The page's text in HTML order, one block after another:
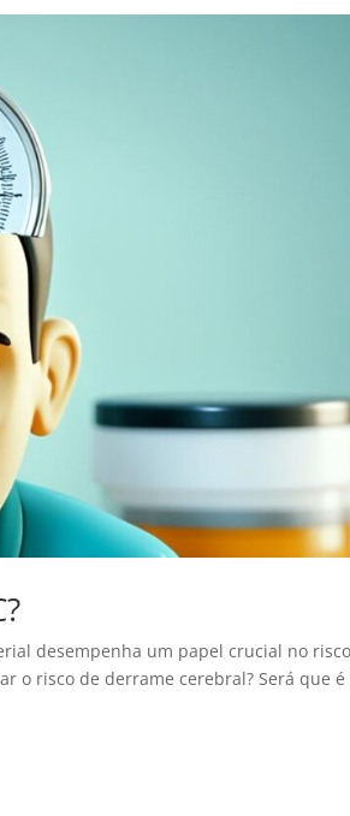
desempenha um papel crucial no
o risco de derrame cerebral? Será que é